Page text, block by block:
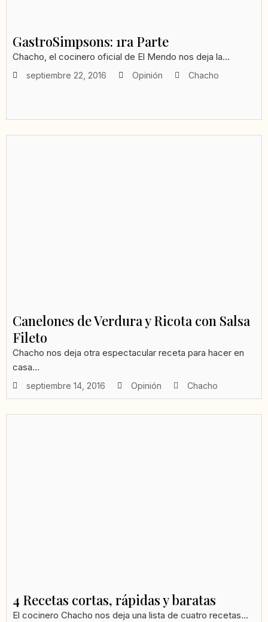
GastroSimpsons: 1ra Parte
Chacho, el cocinero oficial de El Mendo nos deja la...
septiembre 22, 2016 Opinión Chacho
Canelones de Verdura y Ricota con Salsa
Fileto
Chacho nos deja otra espectacular receta para hacer en
casa...
septiembre 14, 2016 Opinión Chacho
4 Recetas cortas, rápidas y baratas
El cocinero Chacho nos deja una lista de cuatro recetas...